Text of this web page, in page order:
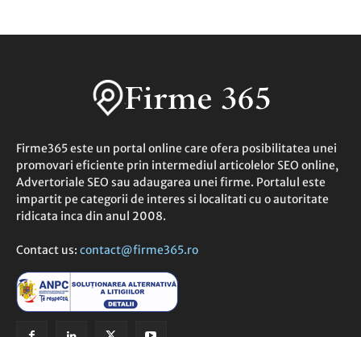
Firme365 este un portal online care ofera posibilitatea unei
promovari eficiente prin intermediul articolelor SEO online,
Advertoriale SEO sau adaugarea unei firme. Portalul este
impartit pe categorii de interes si localitati cu o autoritate
ridicata inca din anul 2008.
Contact us: contact@firme365.ro